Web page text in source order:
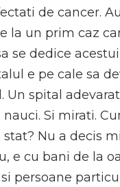
de cancer.
la un prim caz
se dedice
e pe cale sa
Un spital
Si mirati.
Nu a decis
e cu bani de la
persoane